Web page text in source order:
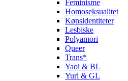
Feminisme
Homoseksualitet
Kønsidentiteter
Lesbiske
Polyamori
Queer
Trans*
Yaoi & BL
Yuri & GL